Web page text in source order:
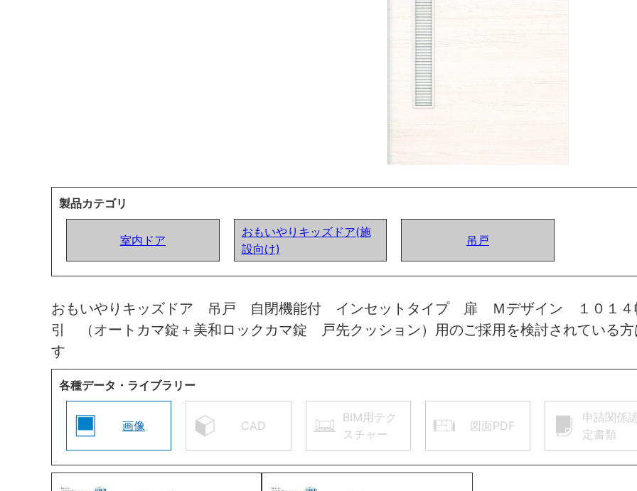
製品カテゴリ
室内ドア
おもいやりキッズドア(施
設向け)
吊戸
おもいやりキッズドア 吊戸 自閉機能付 インセットタイプ 扉 Ｍデザイン １０１
引 （オートカマ錠＋美和ロックカマ錠 戸先クッション）用のご採用を検討されている方
す
各種データ・ライブラリー
画像 CAD
BIM用テク
スチャー
図面PDF
申請関係
定書類